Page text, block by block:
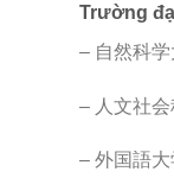
Trường
– 自然科
– 人文社
– 外国語